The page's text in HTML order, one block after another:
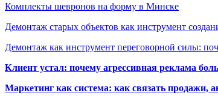
Комплекты шевронов на форму в Минске
Демонтаж старых объектов как инструмент
Демонтаж как инструмент переговорной силы:
Клиент устал: почему агрессивная реклама
Маркетинг как система: как связать продажи,